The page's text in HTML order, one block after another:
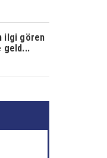
ilgi gören
geld...